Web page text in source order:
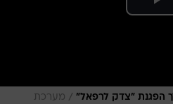
הפגנת "צדק לרפאל" / מערכת